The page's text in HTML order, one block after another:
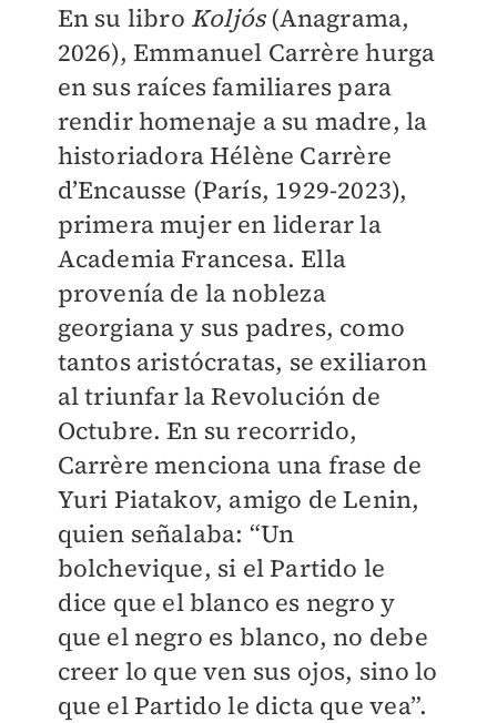
En su libro Koljós(Anagrama,
2026), Emmanuel Carrère hurga
en sus raíces familiares para
rendir homenaje a su madre, la
historiadora Hélène Carrère
d’Encausse (París, 1929-2023),
primera mujer en liderar la
Academia Francesa. Ella
provenía de la nobleza
georgiana y sus padres, como
tantos aristócratas, se exiliaron
al triunfar la Revolución de
Octubre. En su recorrido,
Carrère menciona una frase de
Yuri Piatakov, amigo de Lenin,
quien señalaba: “Un
bolchevique, si el Partido le
dice que el blanco es negro y
que el negro es blanco, no debe
creer lo que ven sus ojos, sino lo
que el Partido le dicta que vea”.